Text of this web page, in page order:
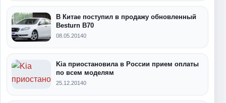
В Китае поступил в продажу обновленный
Besturn B70
08.05.20140
Kia приостановила в России прием оплаты
по всем моделям
25.12.20140